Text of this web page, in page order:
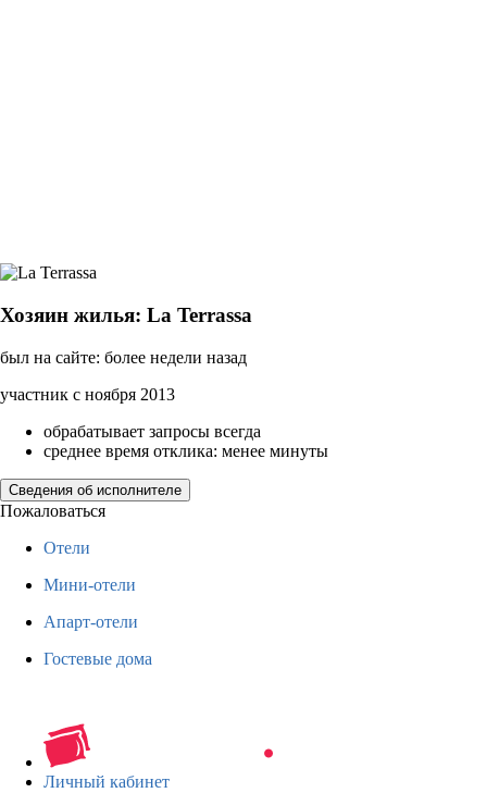
Хозяин жилья: La Terrassa
был на сайте: более недели назад
участник с ноября 2013
обрабатывает запросы всегда
среднее время отклика: менее минуты
Сведения об исполнителе
Пожаловаться
Отели
Мини-отели
Апарт-отели
Гостевые дома
Личный кабинет